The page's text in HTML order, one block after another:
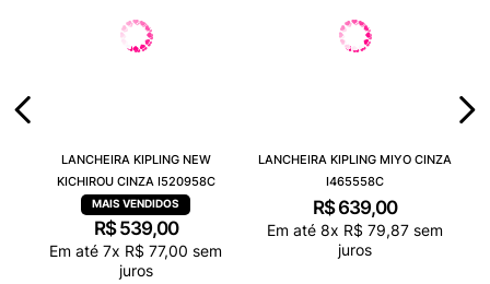
LANCHEIRA KIPLING NEW
KICHIROU CINZA I520958C
R$ 539,00
Em até 7x R$ 77,00 sem
juros
LANCHEIRA KIPLING MIYO CINZA
I465558C
R$ 639,00
Em até 8x R$ 79,87sem
juros